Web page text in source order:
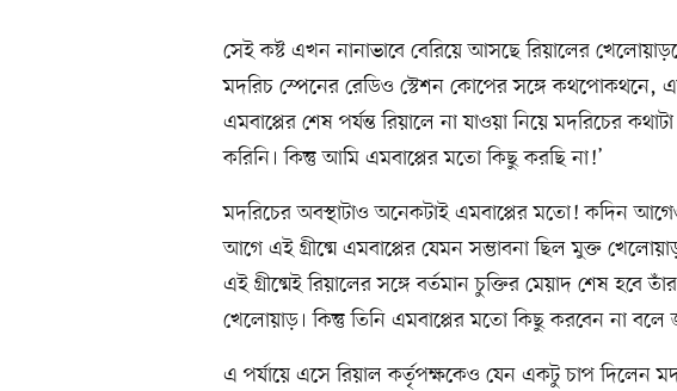
সেই কষ্ট এখন নানাভাবে বেরিয়ে আসছে রিয়ালের
মদরিচ স্পেনের রেডিও স্টেশন কোপের সঙ্গে কথপোকথনে,
এমবাপ্পের শেষ পর্যন্ত রিয়ালে না যাওয়া নিয়ে মদরিচের
করিনি। কিন্তু আমি এমবাপ্পের মতো কিছু করছি না!’
মদরিচের অবস্থাটাও অনেকটাই এমবাপ্পের মতো! কদিন
আগে এই গ্রীষ্মে এমবাপ্পের যেমন সম্ভাবনা ছিল মুক্ত
এই গ্রীষ্মেই রিয়ালের সঙ্গে বর্তমান চুক্তির মেয়াদ শেষ হবে
খেলোয়াড়। কিন্তু তিনি এমবাপ্পের মতো কিছু করবেন না বলে
এ পর্যায়ে এসে রিয়াল কর্তৃপক্ষকেও যেন একটু চাপ দিলেন